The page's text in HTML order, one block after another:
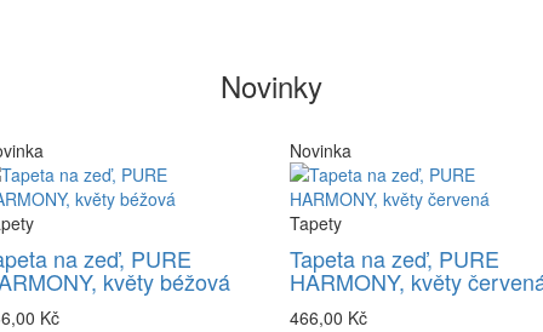
Novinky
na zeď, PURE
květy béžová
Kč
Novinka
Tapety
Tapeta na zeď, PURE
HARMONY, květy
466,00 Kč